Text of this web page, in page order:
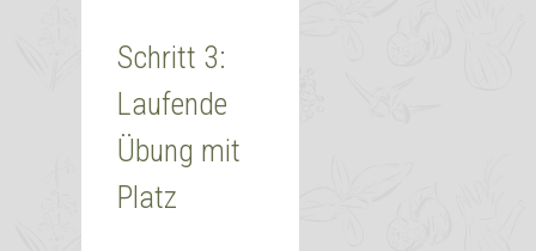
Schritt 3:
Laufende
Übung mit
Platz